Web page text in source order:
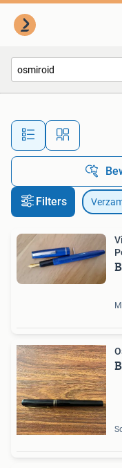
Filters
Mill